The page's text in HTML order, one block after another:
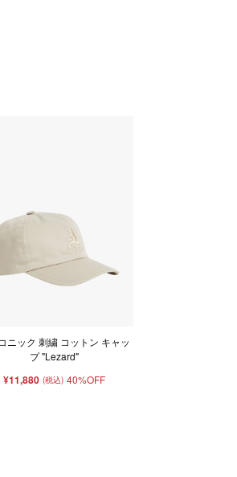
ニック 刺繍 コットン キャッ
プ "Lezard"
¥11,880 (税込) 40%OFF